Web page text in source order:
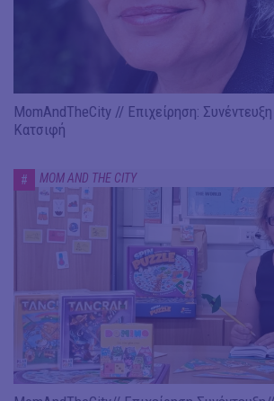
MomAndTheCity // Επιχείρηση:
Κατσιφή
# MOM AND THE CITY